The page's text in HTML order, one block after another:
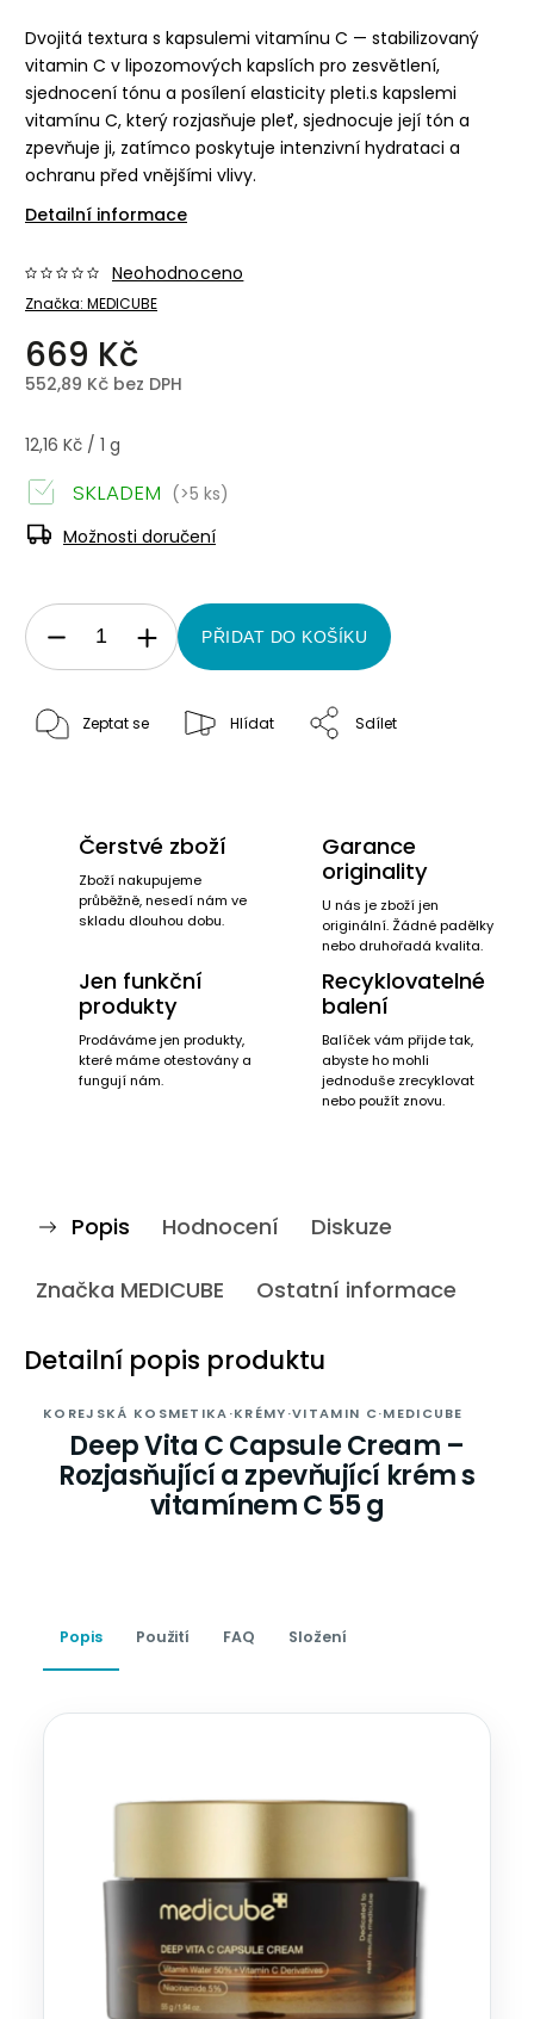
Dvojitá textura s kapsulemi vitamínu C — stabilizovaný
vitamin C v lipozomových kapslích pro zesvětlení,
sjednocení tónu a posílení elasticity pleti.s kapslemi
vitamínu C, který rozjasňuje pleť, sjednocuje její tón a
zpevňuje ji, zatímco poskytuje intenzivní hydrataci a
ochranu před vnějšími vlivy.
Detailní informace
Značka: MEDICUBE
Neohodnoceno
669 Kč
552,89 Kč bez DPH
12,16 Kč / 1 g
SKLADEM (>5 ks)
Možnosti doručení
PŘIDAT DO KOŠÍKU
Zeptat se Hlídat Sdílet
Čerstvé zboží
Zboží nakupujeme
průběžně, nesedí nám ve
skladu dlouhou dobu.
Garance
originality
U nás je zboží jen
originální. Žádné padělky
nebo druhořadá kvalita.
Jen funkční
produkty
Prodáváme jen produkty,
které máme otestovány a
fungují nám.
Recyklovatelné
balení
Balíček vám přijde tak,
abyste ho mohli
jednoduše zrecyklovat
nebo použít znovu.
Popis Hodnocení Diskuze
Značka MEDICUBE Ostatní informace
Detailní popis produktu
KOREJSKÁ KOSMETIKA·KRÉMY·VITAMIN C·MEDICUBE
Deep Vita C Capsule Cream –
Rozjasňující a zpevňující krém s
vitamínem C 55 g
Popis Použití FAQ Složení